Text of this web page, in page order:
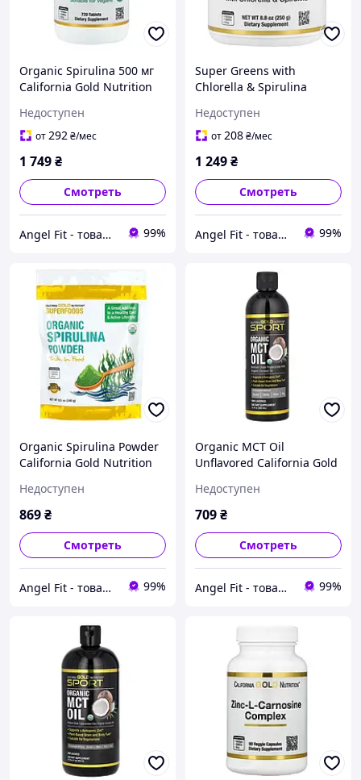
Organic Spirulina 500 мг
California Gold Nutrition
Недоступен
от292₴/мес
1 749₴
Смотреть
Angel Fit - товари для здоров'я, спорту та активного життя 99%
Super Greens with
Chlorella & Spirulina
250 г
Недоступен
от208₴/мес
1 249₴
Смотреть
Angel Fit - товари для здоров'я, спорту та активного життя 99%
Organic Spirulina Powder
California Gold Nutrition
Недоступен
869₴
Смотреть
Angel Fit - товари для здоров'я, спорту та активного життя 99%
Organic MCT Oil
Unflavored California Gold
Недоступен
709₴
Смотреть
Angel Fit - товари для здоров'я, спорту та активного життя 99%